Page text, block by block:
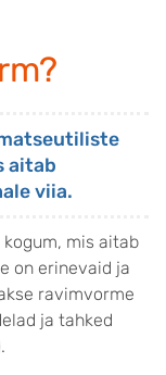
aitab
viia.
mis aitab
on erinevaid ja
ravimvorme
ja tahked